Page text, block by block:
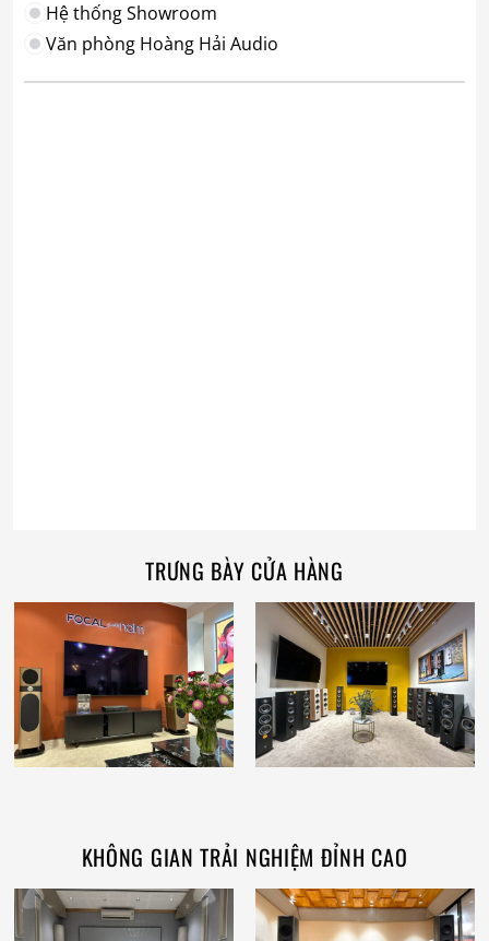
Hệ thống Showroom
Văn phòng Hoàng Hải Audio
TRƯNG BÀY CỬA HÀNG
KHÔNG GIAN TRẢI NGHIỆM ĐỈNH CAO